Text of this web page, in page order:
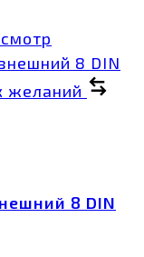
желаний
8 DIN